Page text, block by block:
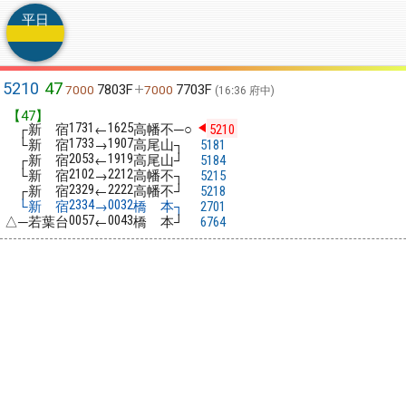
平日
5210 477000 7803F 7000 7703F 16:36 府中
【47】
┌新 宿1731 ←1625高幡不─○ 5210
└新 宿1733→1907高尾山┐ 5181
┌新 宿2053←1919高尾山┘ 5184
└新 宿2102→2212高幡不┐ 5215
┌新 宿2329←2222高幡不┘ 5218
└新 宿2334→0032橋 本┐ 2701
△─若葉台0057←0043橋 本┘ 6764